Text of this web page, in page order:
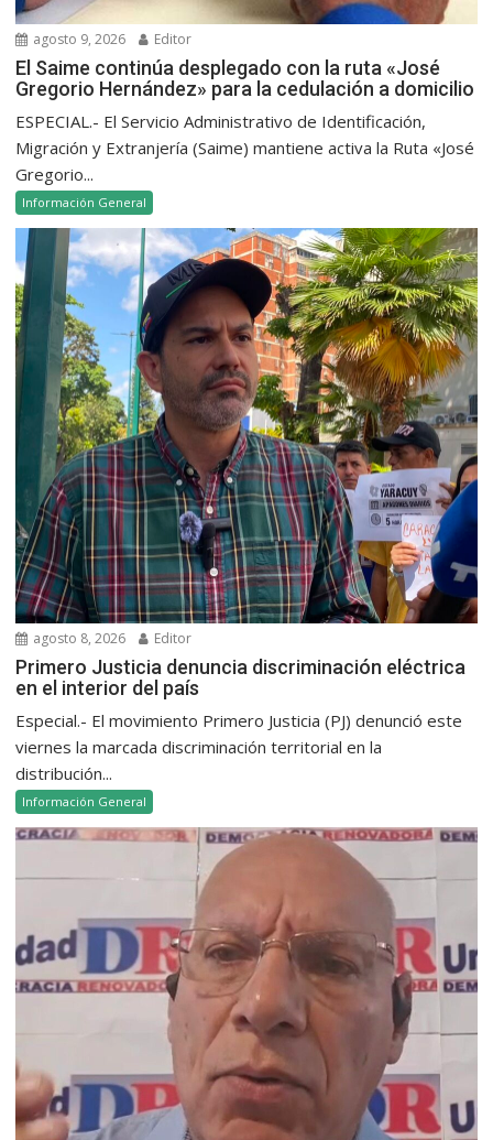
agosto 9, 2026 Editor
El Saime continúa desplegado con la ruta «José
Gregorio Hernández» para la cedulación a domicilio
ESPECIAL.- El Servicio Administrativo de Identificación,
Migración y Extranjería (Saime) mantiene activa la Ruta «José
Gregorio...
Información General
agosto 8, 2026 Editor
Primero Justicia denuncia discriminación eléctrica
en el interior del país
Especial.- El movimiento Primero Justicia (PJ) denunció este
viernes la marcada discriminación territorial en la
distribución...
Información General